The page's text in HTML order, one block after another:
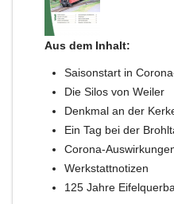
Aus dem Inhalt:
Saisonstart in
Die Silos von Weiler
Denkmal an der
Ein Tag bei der
Corona-
Werkstattnotizen
125 Jahre